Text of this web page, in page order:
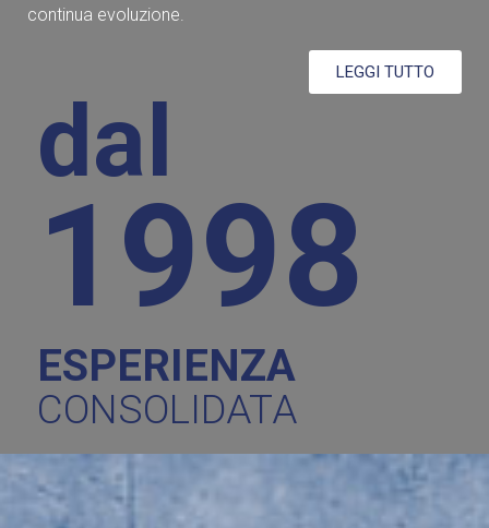
continua evoluzione.
LEGGI TUTTO
dal
1998
ESPERIENZA
CONSOLIDATA